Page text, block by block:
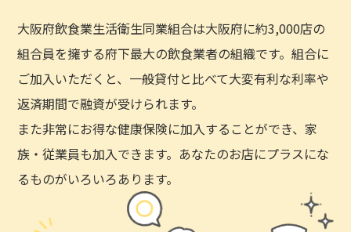
大阪府飲食業生活衛生同業組合は大阪府に約3,000店の
組合員を擁する府下最大の飲食業者の組織です。組合に
ご加入いただくと、一般貸付と比べて大変有利な利率や
返済期間で融資が受けられます。
また非常にお得な健康保険に加入することができ、家
族・従業員も加入できます。あなたのお店にプラスにな
るものがいろいろあります。